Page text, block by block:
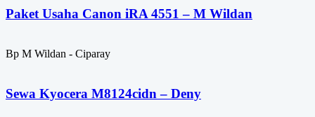
Paket Usaha Canon iRA 4551 – M Wildan
Bp M Wildan - Ciparay
Sewa Kyocera M8124cidn – Deny